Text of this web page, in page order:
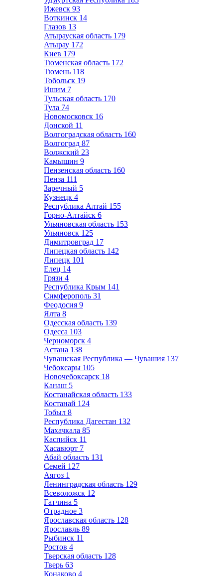
Ижевск 93
Воткинск 14
Глазов 13
Атырауская область 179
Атырау 172
Киев 179
Тюменская область 172
Тюмень 118
Тобольск 19
Ишим 7
Тульская область 170
Тула 74
Новомосковск 16
Донской 11
Волгоградская область 160
Волгоград 87
Волжский 23
Камышин 9
Пензенская область 160
Пенза 111
Заречный 5
Кузнецк 4
Республика Алтай 155
Горно-Алтайск 6
Ульяновская область 153
Ульяновск 125
Димитровград 17
Липецкая область 142
Липецк 101
Елец 14
Грязи 4
Республика Крым 141
Симферополь 31
Феодосия 9
Ялта 8
Одесская область 139
Одесса 103
Черноморск 4
Астана 138
Чувашская Республика — Чувашия 137
Чебоксары 105
Новочебоксарск 18
Канаш 5
Костанайская область 133
Костанай 124
Тобыл 8
Республика Дагестан 132
Махачкала 85
Каспийск 11
Хасавюрт 7
Абай область 131
Семей 127
Аягоз 1
Ленинградская область 129
Всеволожск 12
Гатчина 5
Отрадное 3
Ярославская область 128
Ярославль 89
Рыбинск 11
Ростов 4
Тверская область 128
Тверь 63
Конаково 4